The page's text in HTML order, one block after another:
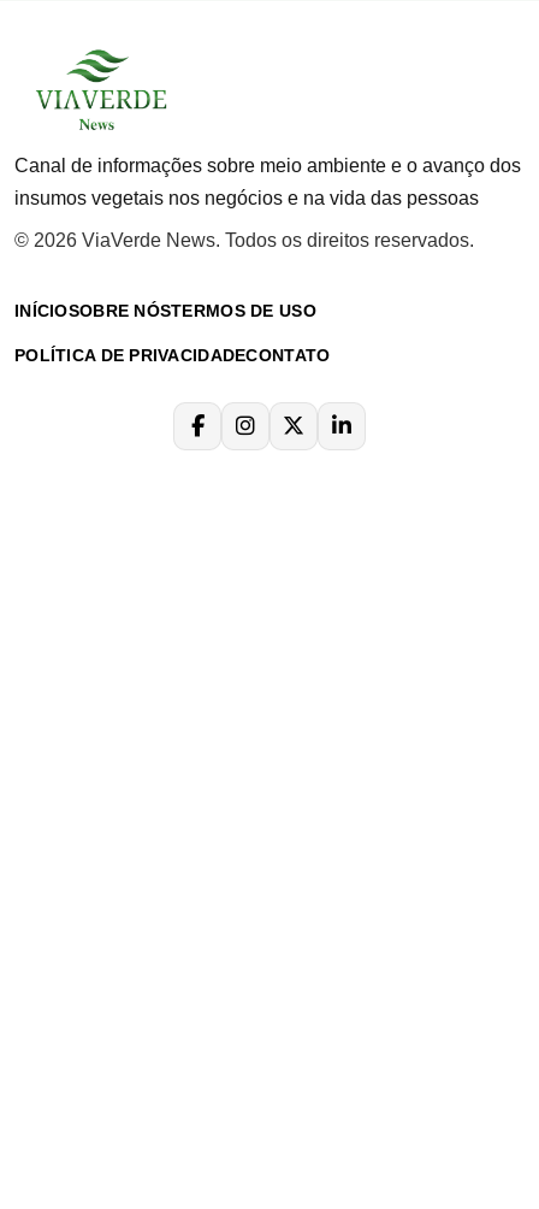
Canal de informações sobre meio ambiente e o avanço dos
insumos vegetais nos negócios e na vida das pessoas
© 2026 ViaVerde News. Todos os direitos reservados.
INÍCIOSOBRE NÓSTERMOS DE USO
POLÍTICA DE PRIVACIDADECONTATO